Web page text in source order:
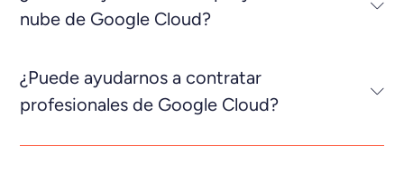
nube de Google Cloud?
¿Puede ayudarnos a contratar
profesionales de Google Cloud?